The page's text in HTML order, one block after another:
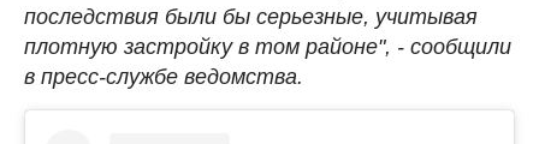
последствия были бы серьезные, учитывая
плотную застройку в том районе", - сообщили
в пресс-службе ведомства.